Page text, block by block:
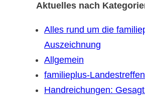
Aktuelles nach
Alles rund um die
Auszeichnung
Allgemein
familieplus-Landestreffen
Handreichungen: